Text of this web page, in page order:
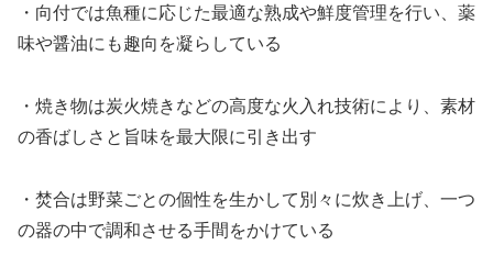
・向付では魚種に応じた最適な熟成や鮮度管理を行い、薬
味や醤油にも趣向を凝らしている
・焼き物は炭火焼きなどの高度な火入れ技術により、素材
の香ばしさと旨味を最大限に引き出す
・焚合は野菜ごとの個性を生かして別々に炊き上げ、一つ
の器の中で調和させる手間をかけている